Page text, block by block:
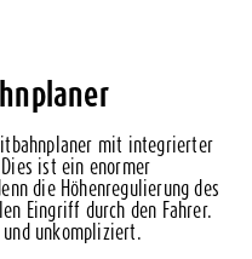
mit integrierter
ist ein enormer
die Höhenregulierung des
Eingriff durch den Fahrer.
unkompliziert.